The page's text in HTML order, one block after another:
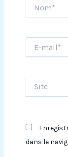
mail*
dans le